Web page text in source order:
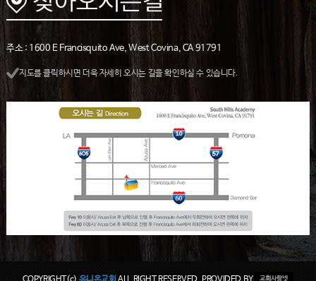
주소 : 1600 E Francisquito Ave, West Covina, CA 91791
지도를 클릭하시면 더욱 자세히 오시는 길을 확인하실 수 있습니다.